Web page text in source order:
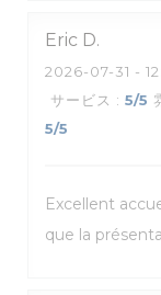
Eric D
2026-07-31 -
サービス : 5/5
5/5
Excellent
que la